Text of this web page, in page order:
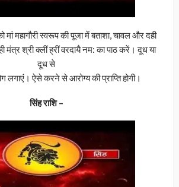
महागौरी स्वरूप की पूजा में बताशा, चावल और दही
मंत्र श्री क्लीं ह्रीं वरदायै नम: का पाठ करें। दूध या
दूध से
लगाएं। ऐसे करने से आरोग्य की प्राप्ति होगी।
सिंह राशि –